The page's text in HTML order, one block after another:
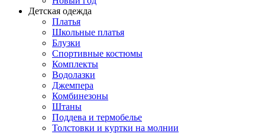
Детская одежда
Платья
Школьные платья
Блузки
Спортивные костюмы
Комплекты
Водолазки
Джемпера
Комбинезоны
Штаны
Поддева и термобелье
Толстовки и куртки на молнии